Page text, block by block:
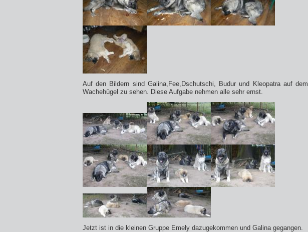
Auf den Bildern sind Galina,Fee,Dschutschi, Budur und Kleopatra auf dem
Wachehügel zu sehen. Diese Aufgabe nehmen alle sehr ernst.
Jetzt ist in die kleinen Gruppe Emely dazugekommen und Galina gegangen.